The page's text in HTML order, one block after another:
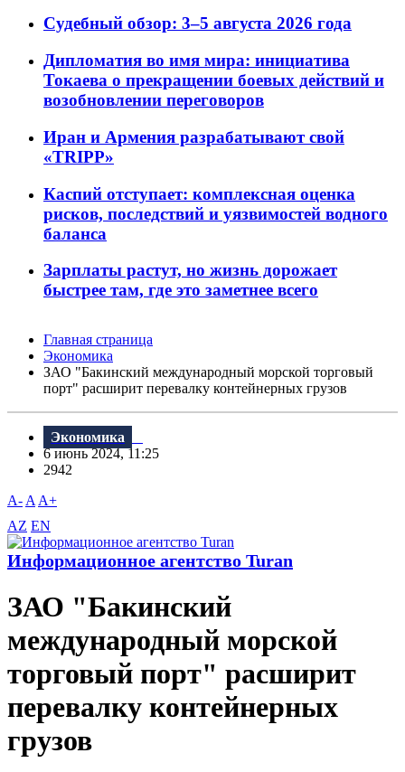
Судебный обзор: 3–5 августа 2026 года
Дипломатия во имя мира: инициатива
Токаева о прекращении боевых действий и
возобновлении переговоров
Иран и Армения разрабатывают свой
«TRIPP»
Каспий отступает: комплексная оценка
рисков, последствий и уязвимостей водного
баланса
Зарплаты растут, но жизнь дорожает
быстрее там, где это заметнее всего
Главная страница
Экономика
ЗАО "Бакинский международный морской торговый
порт" расширит перевалку контейнерных грузов
Экономика
6 июнь 2024, 11:25
2942
A- A A+
AZ EN
Информационное агентство Turan
ЗАО "Бакинский
международный морской
торговый порт" расширит
перевалку контейнерных
грузов